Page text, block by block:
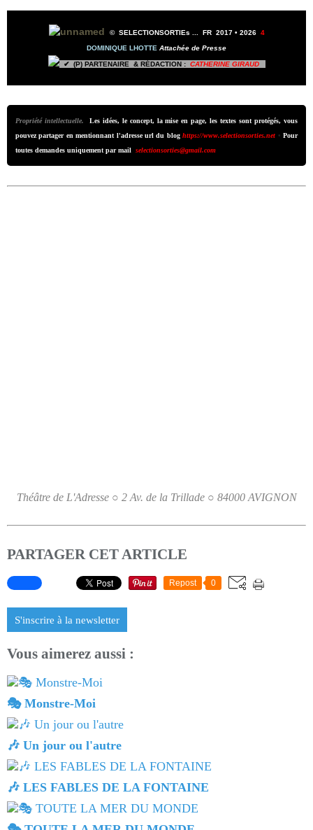
© SELECTIONSORTIEs ... FR 2017 • 2026 4
DOMINIQUE LHOTTE Attachée de Presse
✔ (P) PARTENAIRE & RÉDACTION : CATHERINE GIRAUD
Propriété intellectuelle.
Les idées, le concept, la mise en page, les textes sont protégés, vous
pouvez partager en mentionnant l'adresse url du blog https://www.selectionsorties.net • Pour
toutes demandes uniquement par mail selectionsorties@gmail.com
Théâtre de L'Adresse ○ 2 Av. de la Trillade ○ 84000 AVIGNON
PARTAGER CET ARTICLE
Repost 0
S'inscrire à la newsletter
Vous aimerez aussi :
🎭 Monstre-Moi
🎶 Un jour ou l'autre
🎶 LES FABLES DE LA FONTAINE